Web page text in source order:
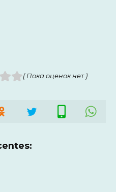
( Пока оценок нет )